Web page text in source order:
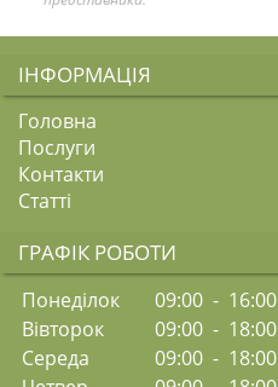
ІНФОРМАЦІЯ
Головна
Послуги
Контакти
Статті
ГРАФІК РОБОТИ
Понеділок
09:00 - 16:00
Вівторок
09:00 - 18:00
Середа
09:00 - 18:00